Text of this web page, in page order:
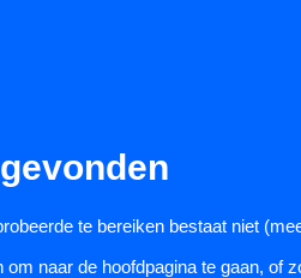
te bereiken bestaat niet
om naar de hoofdpagina te gaan, of